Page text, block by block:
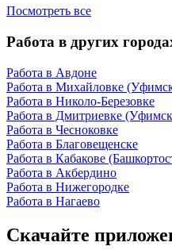
Посмотреть все
Работа в других
Работа в Авдоне
Работа в Михайловке
Работа в Николо-Березовке
Работа в Дмитриевке
Работа в Чесноковке
Работа в Благовещенске
Работа в Кабакове
Работа в Акбердино
Работа в Нижегородке
Работа в Нагаево
Скачайте